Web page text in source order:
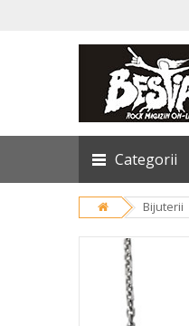
Categorii
Bijuterii